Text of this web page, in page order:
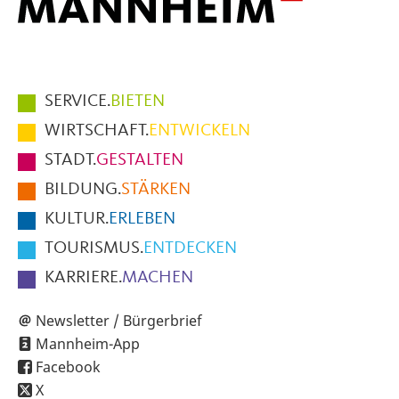
Hauptmenüpunkte
im
Fußbereich
der
Seite
SERVICE.BIETEN
WIRTSCHAFT.ENTWICKELN
STADT.GESTALTEN
BILDUNG.STÄRKEN
KULTUR.ERLEBEN
TOURISMUS.ENTDECKEN
KARRIERE.MACHEN
Newsletter / Bürgerbrief
Mannheim-App
Facebook
X